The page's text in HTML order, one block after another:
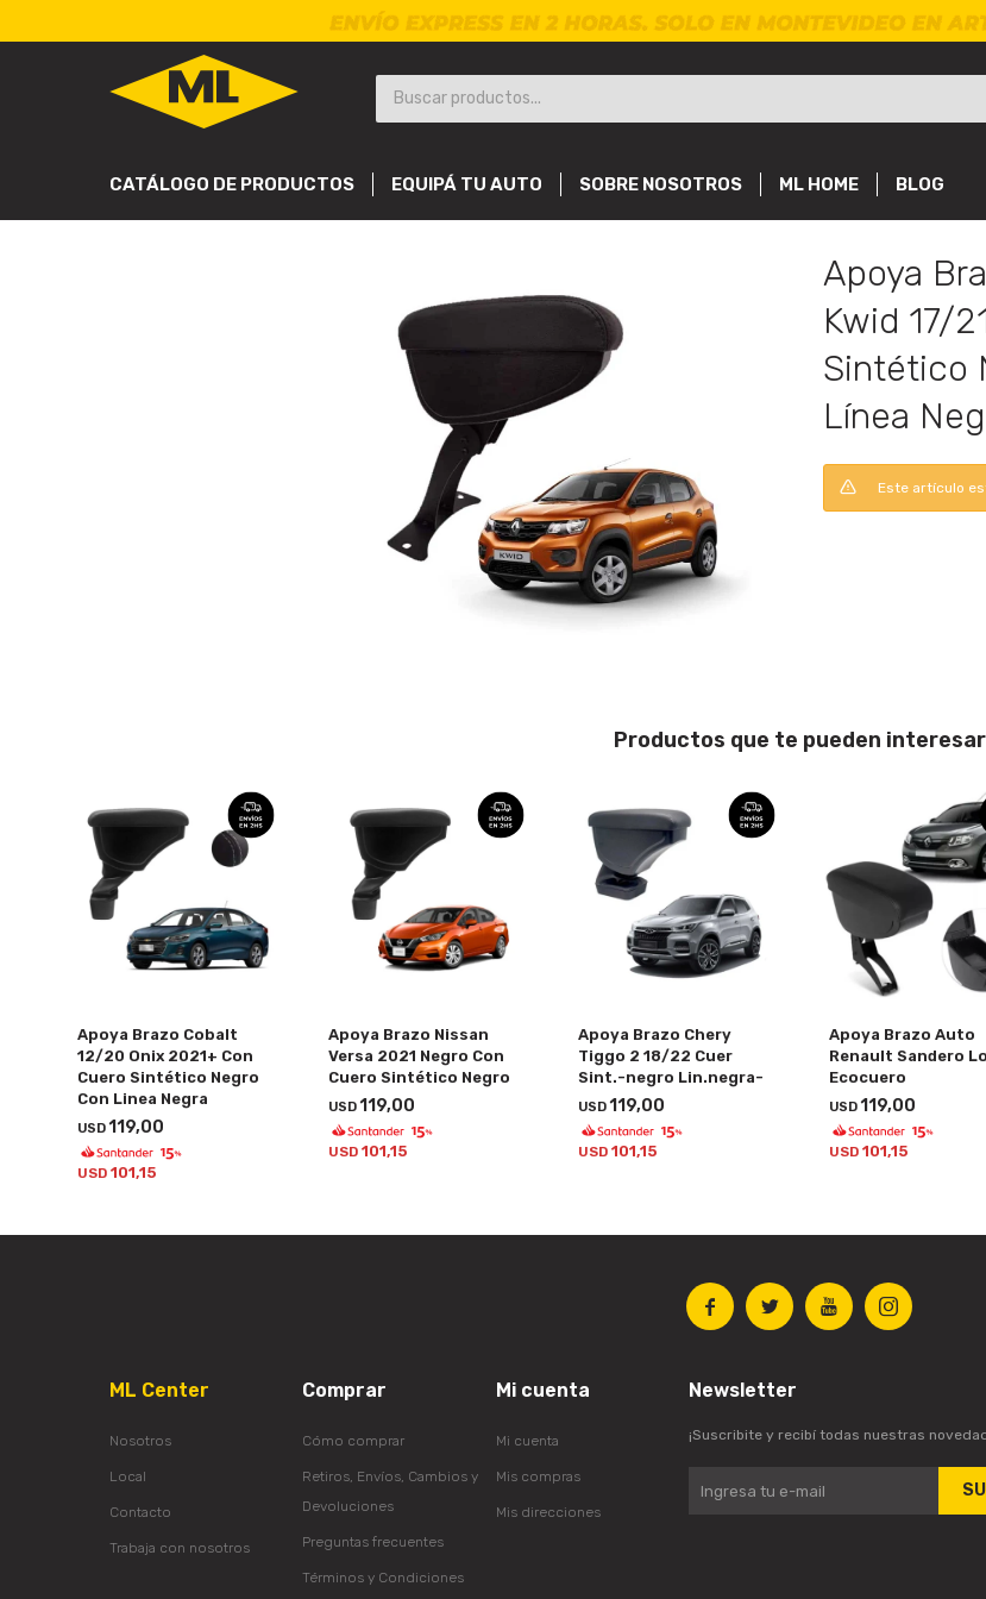
CATÁLOGO DE PRODUCTOS EQUIPÁ TU AUTO SOBRE NOSOTROS ML HOME BLOG
Apoya
Kwid 17/
Sintético
Línea
Este artículo
Productos que te pueden interesar
Apoya Brazo Cobalt
12/20 Onix 2021+ Con
Cuero Sintético Negro
Con Linea Negra
USD119,00
USD 101,15
Apoya Brazo Nissan
Versa 2021 Negro Con
Cuero Sintético Negro
USD119,00
USD 101,15
Apoya Brazo Chery
Tiggo 2 18/22 Cuer
Sint.-negro Lin.negra-
USD119,00
USD 101,15
Apoya Brazo Auto
Renault Sandero
Ecocuero
USD119,00
USD 101,15
   
ML Center
Nosotros
Local
Contacto
Trabaja con nosotros
Comprar
Cómo comprar
Retiros, Envíos, Cambios y
Devoluciones
Preguntas frecuentes
Términos y Condiciones
Mi cuenta
Mi cuenta
Mis compras
Mis direcciones
Newsletter
¡Suscribite y recibí todas nuestras